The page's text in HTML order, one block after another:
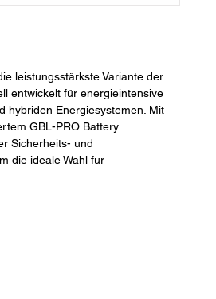
leistungsstärkste Variante der
entwickelt für energieintensive
hybriden Energiesystemen. Mit
GBL-PRO Battery
Sicherheits- und
die ideale Wahl für